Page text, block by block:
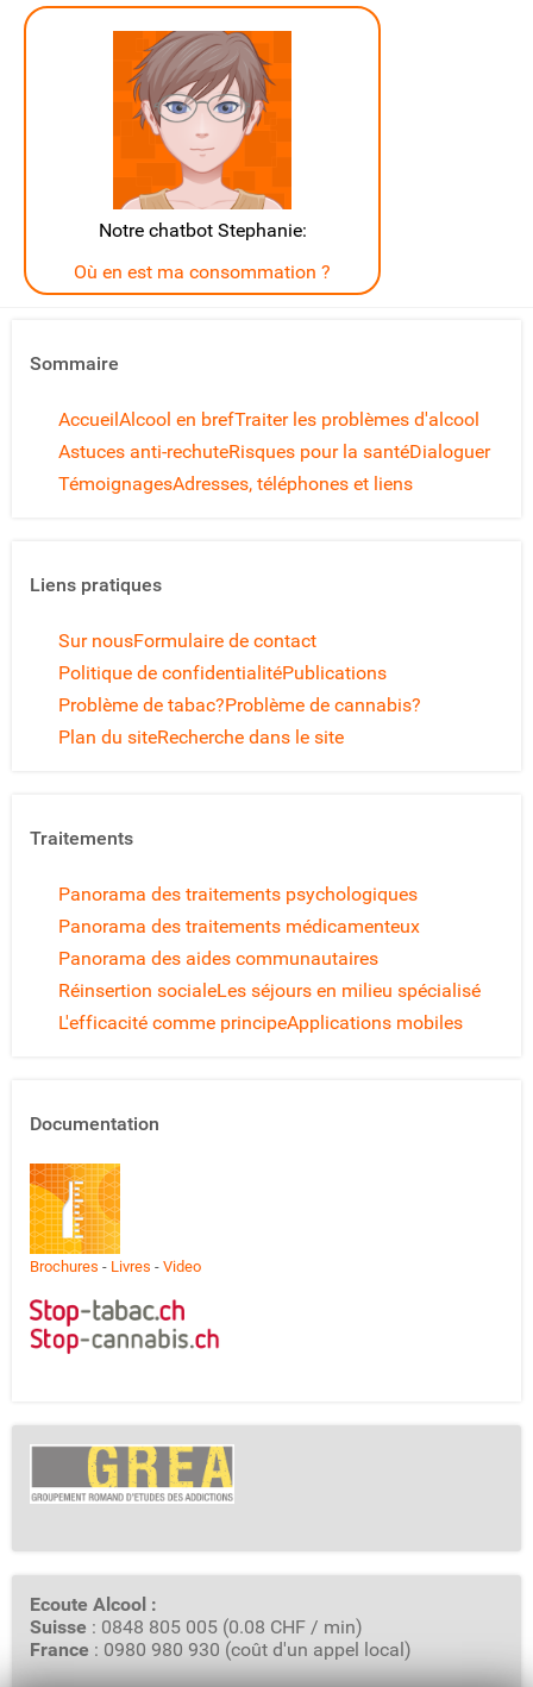
Notre chatbot Stephanie:
Où en est ma consommation ?
Sommaire
Accueil Alcool en brefTraiter les problèmes d'alcool
Astuces anti-rechuteRisques pour la santéDialoguer
TémoignagesAdresses, téléphones et liens
Liens pratiques
Sur nousFormulaire de contact
Politique de confidentialitéPublications
Problème de tabac?Problème de cannabis?
Plan du siteRecherche dans le site
Traitements
Panorama des traitements psychologiques
Panorama des traitements médicamenteux
Panorama des aides communautaires
Réinsertion socialeLes séjours en milieu spécialisé
L'efficacité comme principeApplications mobiles
Documentation
Brochures - Livres - Video
Ecoute Alcool :
Suisse : 0848 805 005 (0.08 CHF / min)
France : 0980 980 930 (coût d'un appel local)